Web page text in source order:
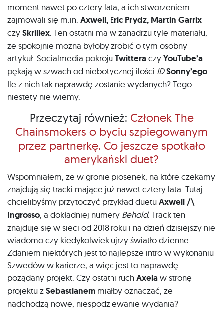
moment nawet po cztery lata, a ich stworzeniem
zajmowali się m.in. Axwell, Eric Prydz, Martin Garrix
czySkrillex . Ten ostatni ma w zanadrzu tyle materiału,
że spokojnie można byłoby zrobić o tym osobny
artykuł. Socialmedia pokrojuTwitteraczyYouTube’a
pękają w szwach od niebotycznej ilości IDSonny’ego
Ile z nich tak naprawdę zostanie wydanych? Tego
niestety nie wiemy.
Przeczytaj również: Członek The
Chainsmokers o byciu szpiegowanym
przez partnerkę. Co jeszcze spotkało
amerykański duet?
Wspomniałem, że w gronie piosenek, na które czekamy
znajdują się tracki mające już nawet cztery lata. Tutaj
chcielibyśmy przytoczyć przykład duetuAxwell /\
Ingrosso, a dokładniej numery Behold. Track ten
znajduje się w sieci od 2018 roku i na dzień dzisiejszy nie
wiadomo czy kiedykolwiek ujrzy światło dzienne.
Zdaniem niektórych jest to najlepsze intro w wykonaniu
Szwedów w karierze, a więc jest to naprawdę
pożądany projekt. Czy ostatni ruchAxelaw stronę
projektu zSebastianem miałby oznaczać, że
nadchodzą nowe, niespodziewanie wydania?